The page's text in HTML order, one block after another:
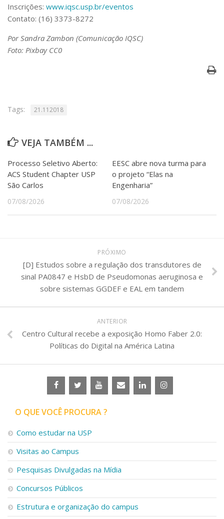
Inscrições: www.iqsc.usp.br/eventos
Contato: (16) 3373-8272
Por Sandra Zambon (Comunicação IQSC)
Foto: Pixbay CC0
Tags: 21.112018
VEJA TAMBÉM ...
Processo Seletivo Aberto:
ACS Student Chapter USP
São Carlos
07/08/2026
EESC abre nova turma para
o projeto “Elas na
Engenharia”
07/08/2026
PRÓXIMO
[D] Estudos sobre a regulação dos transdutores de
sinal PA0847 e HsbD de Pseudomonas aeruginosa e
sobre sistemas GGDEF e EAL em tandem
ANTERIOR
Centro Cultural recebe a exposição Homo Faber 2.0:
Políticas do Digital na América Latina
O QUE VOCÊ PROCURA ?
Como estudar na USP
Visitas ao Campus
Pesquisas Divulgadas na Mídia
Concursos Públicos
Estrutura e organização do campus